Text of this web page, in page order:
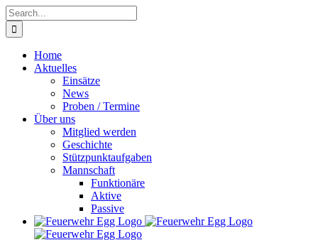
Skip
to
content
Search
for:
Home
Aktuelles
Einsätze
News
Proben / Termine
Über uns
Mitglied werden
Geschichte
Stützpunktaufgaben
Mannschaft
Funktionäre
Aktive
Passive